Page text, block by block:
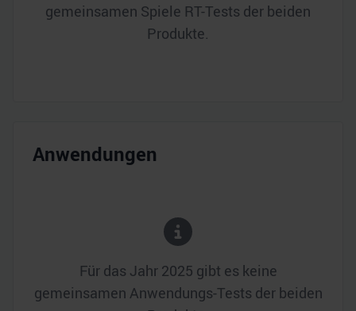
gemeinsamen Spiele RT-Tests der beiden
Produkte.
Anwendungen
Für das Jahr 2025 gibt es keine
gemeinsamen Anwendungs-Tests der beiden